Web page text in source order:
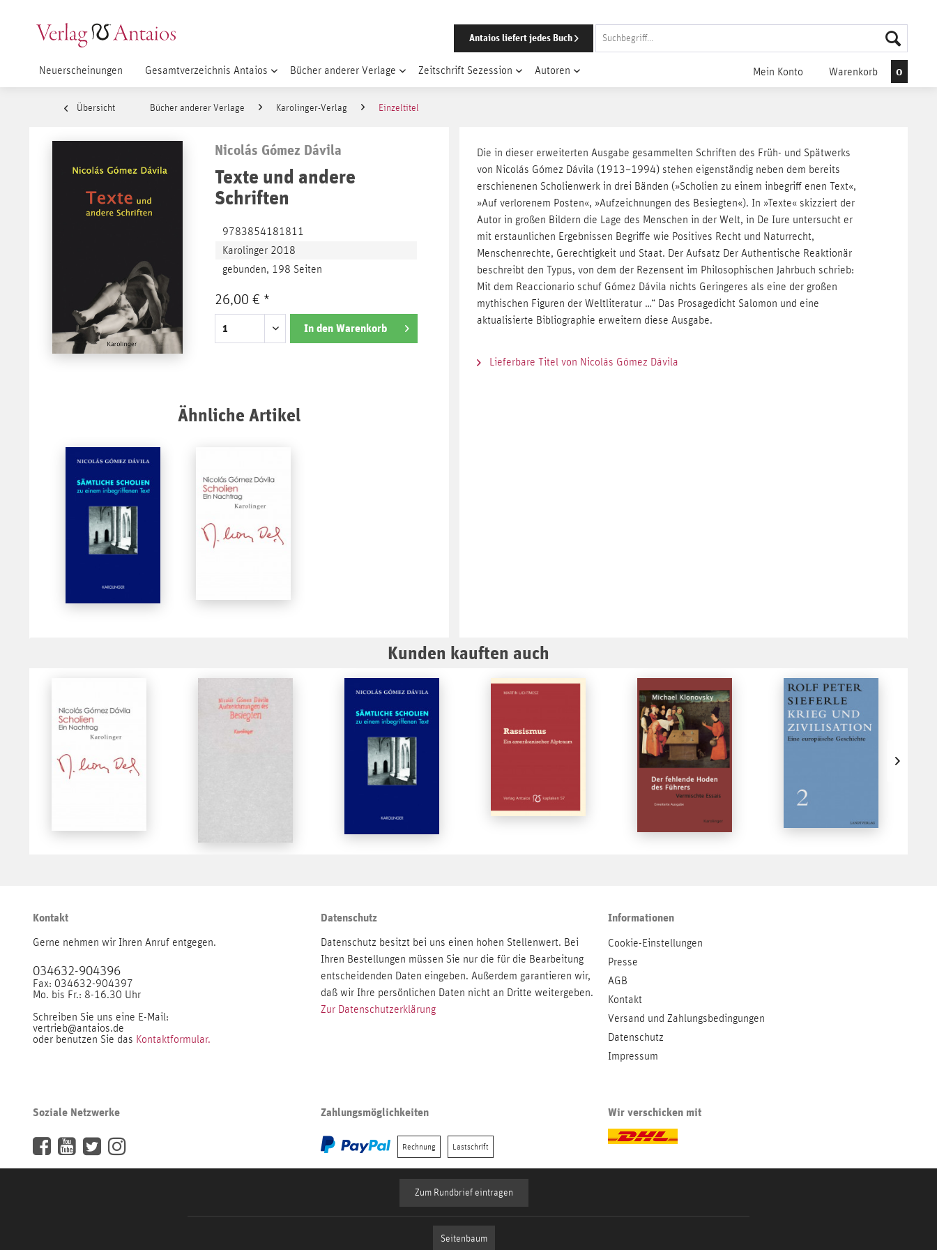
Antaios liefert jedes Buch
Neuerscheinungen Gesamtverzeichnis Antaios Bücher anderer Verlage Zeitschrift Sezession Autoren Mein Konto Warenkorb 0
Übersicht Bücher anderer Verlage Karolinger-Verlag Einzeltitel
Nicolás Gómez Dávila
Texte und andere
Schriften
9783854181811
Karolinger 2018
gebunden, 198 Seiten
26,00 € *
In den Warenkorb
Ähnliche Artikel
Die in dieser erweiterten Ausgabe gesammelten Schriften des Früh- und Spätwerks
von Nicolás Gómez Dávila (1913–1994) stehen eigenständig neben dem bereits
erschienenen Scholienwerk in drei Bänden (»Scholien zu einem inbegriff enen Text«,
»Auf verlorenem Posten«, »Aufzeichnungen des Besiegten«). In »Texte« skizziert der
Autor in großen Bildern die Lage des Menschen in der Welt, in De Iure untersucht er
mit erstaunlichen Ergebnissen Begriffe wie Positives Recht und Naturrecht,
Menschenrechte, Gerechtigkeit und Staat. Der Aufsatz Der Authentische Reaktionär
beschreibt den Typus, von dem der Rezensent im Philosophischen Jahrbuch schrieb:
Mit dem Reaccionario schuf Gómez Dávila nichts Geringeres als eine der großen
mythischen Figuren der Weltliteratur …“ Das Prosagedicht Salomon und eine
aktualisierte Bibliographie erweitern diese Ausgabe.
Lieferbare Titel von Nicolás Gómez Dávila
Kunden kauften auch
Kontakt
Gerne nehmen wir Ihren Anruf entgegen.
034632-904396
Fax: 034632-904397
Mo. bis Fr.: 8-16.30 Uhr
Schreiben Sie uns eine E-Mail:
vertrieb@antaios.de
oder benutzen Sie das Kontaktformular.
Datenschutz
Datenschutz besitzt bei uns einen hohen Stellenwert. Bei
Ihren Bestellungen müssen Sie nur die für die Bearbeitung
entscheidenden Daten eingeben. Außerdem garantieren wir,
daß wir Ihre persönlichen Daten nicht an Dritte weitergeben.
Zur Datenschutzerklärung
Informationen
Cookie-Einstellungen
Presse
AGB
Kontakt
Versand und Zahlungsbedingungen
Datenschutz
Impressum
Soziale Netzwerke Zahlungsmöglichkeiten
Rechnung Lastschrift
Wir verschicken mit
Zum Rundbrief eintragen
Seitenbaum